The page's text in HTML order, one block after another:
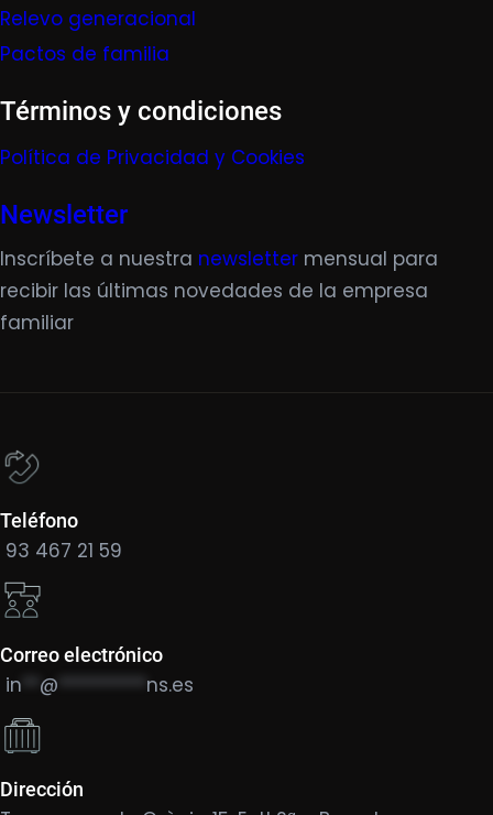
Relevo generacional
Pactos de familia
Términos y condiciones
Política de Privacidad y Cookies
Newsletter
Inscríbete a nuestra newsletter mensual para
recibir las últimas novedades de la empresa
familiar
Teléfono
93 467 21 59
Correo electrónico
in @ ********** ns.es
Dirección